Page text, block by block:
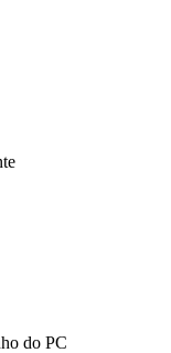
do PC